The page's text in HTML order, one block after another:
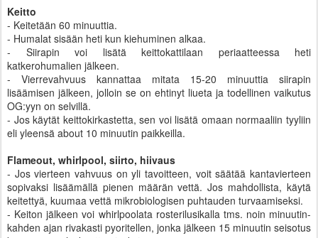
Keitto
- Keitetään 60 minuuttia.
- Humalat sisään heti kun kiehuminen alkaa.
- Siirapin voi lisätä keittokattilaan periaatteessa heti
katkerohumalien jälkeen.
- Vierrevahvuus kannattaa mitata 15-20 minuuttia siirapin
lisäämisen jälkeen, jolloin se on ehtinyt liueta ja todellinen vaikutus
OG:yyn on selvillä.
- Jos käytät keittokirkastetta, sen voi lisätä omaan normaaliin tyyliin
eli yleensä about 10 minuutin paikkeilla.
Flameout, whirlpool, siirto, hiivaus
- Jos vierteen vahvuus on yli tavoitteen, voit säätää kantavierteen
sopivaksi lisäämällä pienen määrän vettä. Jos mahdollista, käytä
keitettyä, kuumaa vettä mikrobiologisen puhtauden turvaamiseksi.
- Keiton jälkeen voi whirlpoolata rosterilusikalla tms. noin minuutin-
kahden ajan rivakasti pyoritellen, jonka jälkeen 15 minuutin seisotus